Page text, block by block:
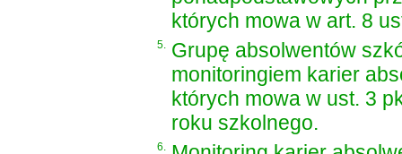
których mowa w art. 8
5. Grupę absolwentów
monitoringiem karier
których mowa w ust. 3
roku szkolnego.
6.